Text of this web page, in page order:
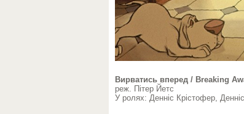
Вирватись вперед / Breaking
реж. Пітер Йетс
У ролях: Денніс Крістофер,